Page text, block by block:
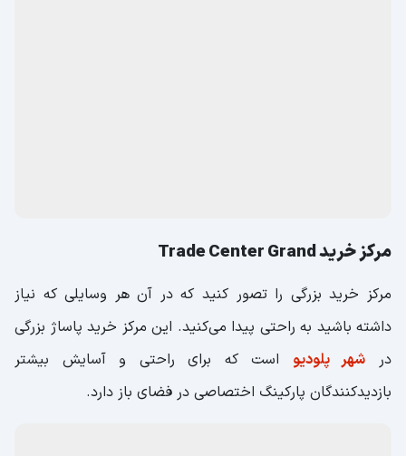
مرکز خرید Trade Center Grand
مرکز خرید بزرگی را تصور کنید که در آن هر وسایلی که نیاز
داشته باشید به راحتی پیدا می‌کنید. این مرکز خرید پاساژ بزرگی
در شهر پلودیو است که برای راحتی و آسایش بیشتر
بازدیدکنندگان پارکینگ اختصاصی در فضای باز دارد.